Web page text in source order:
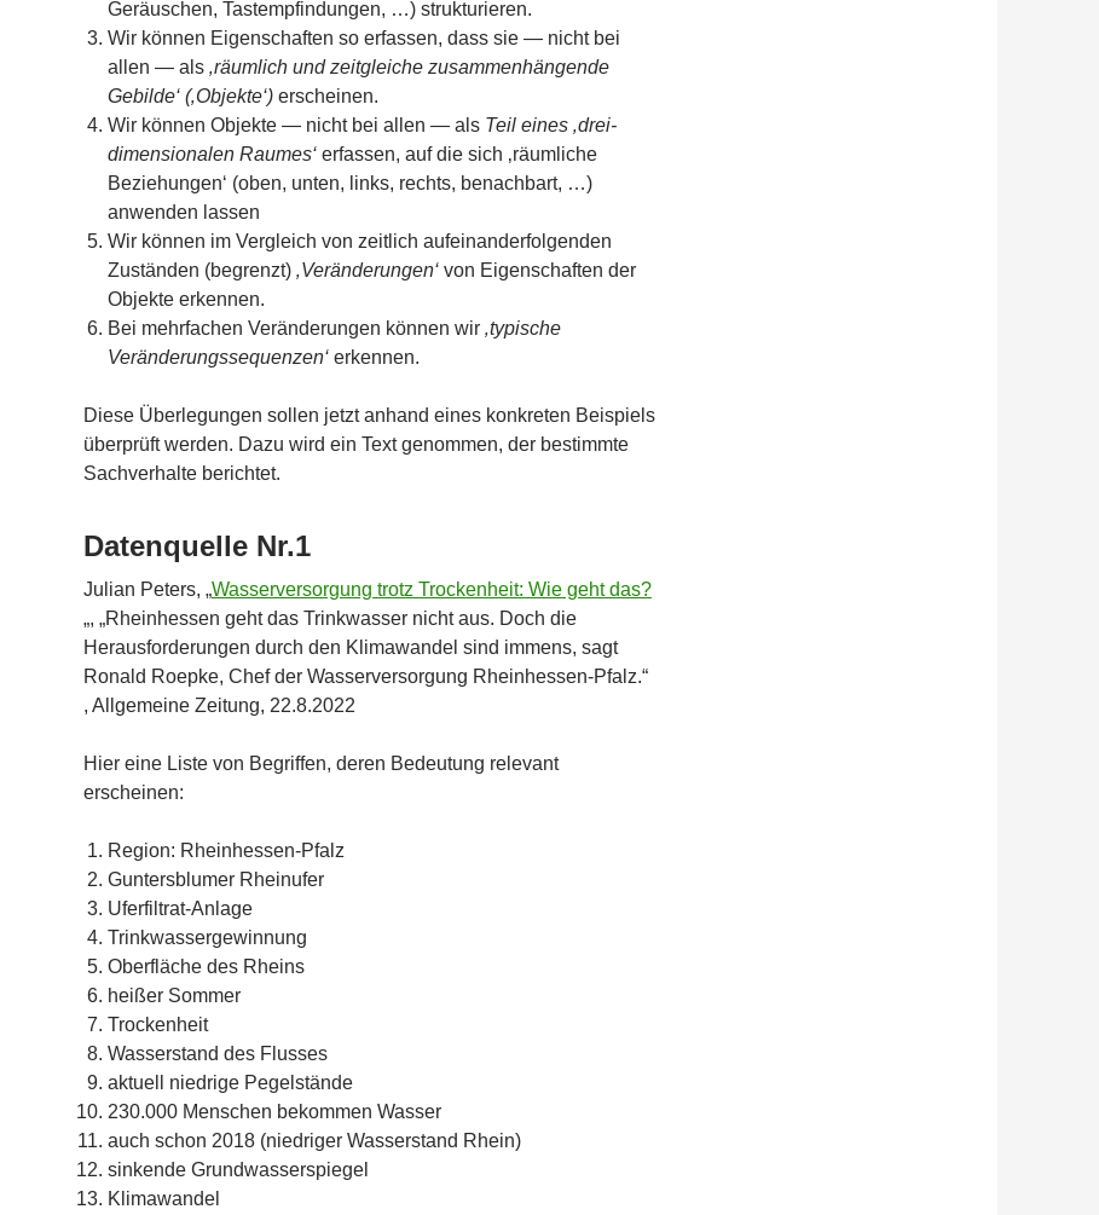
Geräuschen, Tastempfindungen, …) strukturieren.
Wir können Eigenschaften so erfassen, dass sie — nicht bei
allen — als ‚räumlich und zeitgleiche zusammenhängende
Gebilde‘ (‚Objekte‘) erscheinen.
Wir können Objekte — nicht bei allen — als Teil eines ‚drei-
dimensionalen Raumes‘ erfassen, auf die sich ‚räumliche
Beziehungen‘ (oben, unten, links, rechts, benachbart, …)
anwenden lassen
Wir können im Vergleich von zeitlich aufeinanderfolgenden
Zuständen (begrenzt) ‚Veränderungen‘ von Eigenschaften der
Objekte erkennen.
Bei mehrfachen Veränderungen können wir ‚typische
Veränderungssequenzen‘ erkennen.
Diese Überlegungen sollen jetzt anhand eines konkreten Beispiels
überprüft werden. Dazu wird ein Text genommen, der bestimmte
Sachverhalte berichtet.
Datenquelle Nr.1
Julian Peters, „Wasserversorgung trotz Trockenheit: Wie geht das?
„, „Rheinhessen geht das Trinkwasser nicht aus. Doch die
Herausforderungen durch den Klimawandel sind immens, sagt
Ronald Roepke, Chef der Wasserversorgung Rheinhessen-Pfalz.“
, Allgemeine Zeitung, 22.8.2022
Hier eine Liste von Begriffen, deren Bedeutung relevant
erscheinen:
Region: Rheinhessen-Pfalz
Guntersblumer Rheinufer
Uferfiltrat-Anlage
Trinkwassergewinnung
Oberfläche des Rheins
heißer Sommer
Trockenheit
Wasserstand des Flusses
aktuell niedrige Pegelstände
230.000 Menschen bekommen Wasser
auch schon 2018 (niedriger Wasserstand Rhein)
sinkende Grundwasserspiegel
Klimawandel